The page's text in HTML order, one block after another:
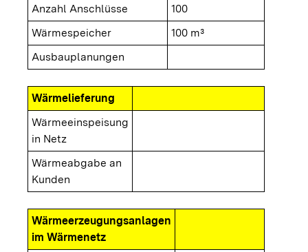
Anzahl Anschlüsse
100
Wärmespeicher
100 m³
Ausbauplanungen
Wärmelieferung
Wärmeeinspeisung
in Netz
Wärmeabgabe an
Kunden
Wärmeerzeugungsanlagen
im Wärmenetz